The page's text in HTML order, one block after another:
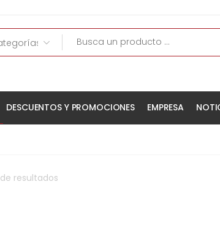
DESCUENTOS Y PROMOCIONES EMPRESA
de resultados